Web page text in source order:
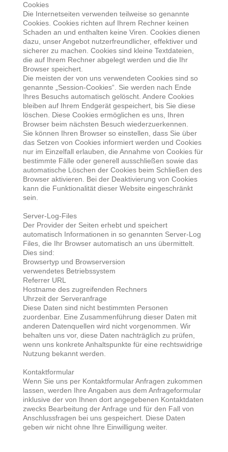
Cookies
Die Internetseiten verwenden teilweise so genannte
Cookies. Cookies richten auf Ihrem Rechner keinen
Schaden an und enthalten keine Viren. Cookies dienen
dazu, unser Angebot nutzerfreundlicher, effektiver und
sicherer zu machen. Cookies sind kleine Textdateien,
die auf Ihrem Rechner abgelegt werden und die Ihr
Browser speichert.
Die meisten der von uns verwendeten Cookies sind so
genannte „Session-Cookies“. Sie werden nach Ende
Ihres Besuchs automatisch gelöscht. Andere Cookies
bleiben auf Ihrem Endgerät gespeichert, bis Sie diese
löschen. Diese Cookies ermöglichen es uns, Ihren
Browser beim nächsten Besuch wiederzuerkennen.
Sie können Ihren Browser so einstellen, dass Sie über
das Setzen von Cookies informiert werden und Cookies
nur im Einzelfall erlauben, die Annahme von Cookies für
bestimmte Fälle oder generell ausschließen sowie das
automatische Löschen der Cookies beim Schließen des
Browser aktivieren. Bei der Deaktivierung von Cookies
kann die Funktionalität dieser Website eingeschränkt
sein.
Server-Log-Files
Der Provider der Seiten erhebt und speichert
automatisch Informationen in so genannten Server-Log
Files, die Ihr Browser automatisch an uns übermittelt.
Dies sind:
Browsertyp und Browserversion
verwendetes Betriebssystem
Referrer URL
Hostname des zugreifenden Rechners
Uhrzeit der Serveranfrage
Diese Daten sind nicht bestimmten Personen
zuordenbar. Eine Zusammenführung dieser Daten mit
anderen Datenquellen wird nicht vorgenommen. Wir
behalten uns vor, diese Daten nachträglich zu prüfen,
wenn uns konkrete Anhaltspunkte für eine rechtswidrige
Nutzung bekannt werden.
Kontaktformular
Wenn Sie uns per Kontaktformular Anfragen zukommen
lassen, werden Ihre Angaben aus dem Anfrageformular
inklusive der von Ihnen dort angegebenen Kontaktdaten
zwecks Bearbeitung der Anfrage und für den Fall von
Anschlussfragen bei uns gespeichert. Diese Daten
geben wir nicht ohne Ihre Einwilligung weiter.